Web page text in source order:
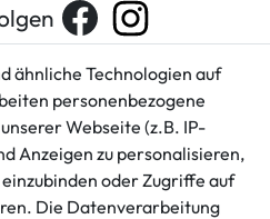
Rechtliches
AGB
Impressum
Datenschutzerklärung
ähnliche Technologien auf
personenbezogene
Webseite (z.B. IP-
Anzeigen zu personalisieren,
oder Zugriffe auf
Die Datenverarbeitung